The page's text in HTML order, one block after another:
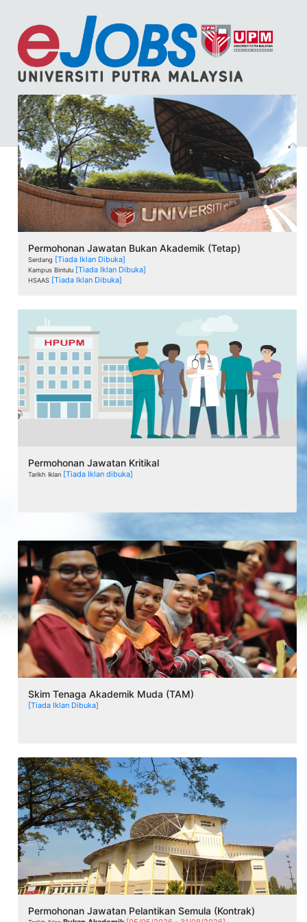
Permohonan Jawatan Bukan Akademik (Tetap)
Serdang [Tiada Iklan Dibuka]
Kampus Bintulu [Tiada Iklan Dibuka]
HSAAS [Tiada Iklan Dibuka]
Permohonan Jawatan Kritikal
Tarikh Iklan [Tiada Iklan dibuka]
Skim Tenaga Akademik Muda (TAM)
[Tiada Iklan Dibuka]
Permohonan Jawatan Pelantikan Semula (Kontrak)